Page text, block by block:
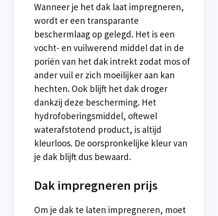
Wanneer je het dak laat impregneren,
wordt er een transparante
beschermlaag op gelegd. Het is een
vocht- en vuilwerend middel dat in de
poriën van het dak intrekt zodat mos of
ander vuil er zich moeilijker aan kan
hechten. Ook blijft het dak droger
dankzij deze bescherming. Het
hydrofoberingsmiddel, oftewel
waterafstotend product, is altijd
kleurloos. De oorspronkelijke kleur van
je dak blijft dus bewaard.
Dak impregneren prijs
Om je dak te laten impregneren, moet